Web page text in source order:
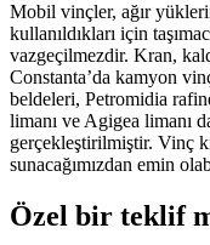
Mobil vinçler, ağır
kullanıldıkları için
vazgeçilmezdir. Kran,
Constanta’da kamyon
beldeleri, Petromidia
limanı ve Agigea limanı
gerçekleştirilmiştir. Vinç
sunacağımızdan emin
Özel bir teklif